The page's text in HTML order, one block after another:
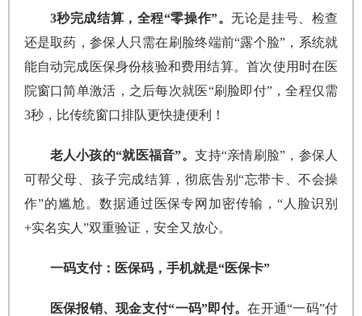
3秒完成结算，全程“零操作”。无论是挂号、检查
还是取药，参保人只需在刷脸终端前“露个脸”，系统就
能自动完成医保身份核验和费用结算。首次使用时在医
院窗口简单激活，之后每次就医“刷脸即付”，全程仅需
3秒，比传统窗口排队更快捷便利！
老人小孩的“就医福音”。‌ 支持“亲情刷脸”‌，参保人
可帮父母、孩子完成结算，彻底告别“忘带卡、不会操
作”的尴尬。数据通过医保专网加密传输，“人脸识别
+实名实人”双重验证，安全又放心。
一码支付：医保码，手机就是“医保卡”
医保报销、现金支付“一码”即付。在开通“一码”付